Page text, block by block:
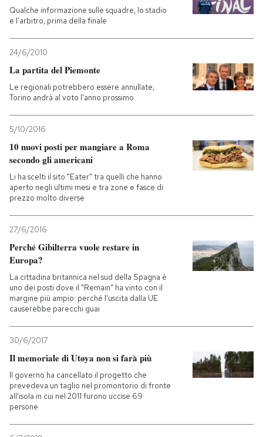
Qualche informazione sulle squadre, lo stadio
e l'arbitro, prima della finale
24/6/2010
La partita del Piemonte
Le regionali potrebbero essere annullate,
Torino andrà al voto l'anno prossimo
5/10/2016
10 nuovi posti per mangiare a Roma
secondo gli americani
Li ha scelti il sito "Eater" tra quelli che hanno
aperto negli ultimi mesi e tra zone e fasce di
prezzo molto diverse
27/6/2016
Perché Gibilterra vuole restare in
Europa?
La cittadina britannica nel sud della Spagna è
uno dei posti dove il "Remain" ha vinto con il
margine più ampio: perché l'uscita dalla UE
causerebbe parecchi guai
30/6/2017
Il memoriale di Utøya non si farà più
Il governo ha cancellato il progetto che
prevedeva un taglio nel promontorio di fronte
all'isola in cui nel 2011 furono uccise 69
persone